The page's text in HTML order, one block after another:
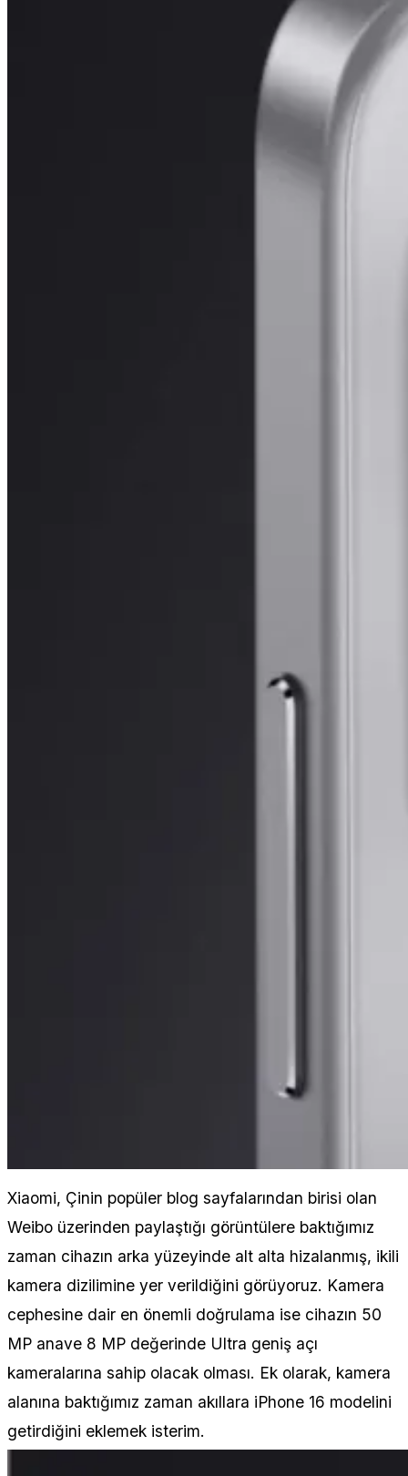
Xiaomi, Çinin popüler blog sayfalarından birisi olan
Weibo üzerinden paylaştığı görüntülere baktığımız
zaman cihazın arka yüzeyinde alt alta hizalanmış, ikili
kamera dizilimine yer verildiğini görüyoruz. Kamera
cephesine dair en önemli doğrulama ise cihazın 50
MP anave 8 MP değerinde Ultra geniş açı
kameralarına sahip olacak olması. Ek olarak, kamera
alanına baktığımız zaman akıllara iPhone 16 modelini
getirdiğini eklemek isterim.